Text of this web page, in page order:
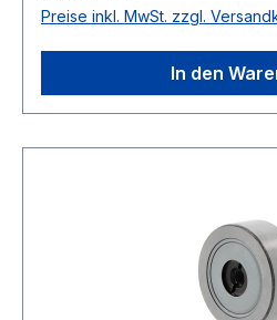
Preise inkl. MwSt. zzgl.
In den